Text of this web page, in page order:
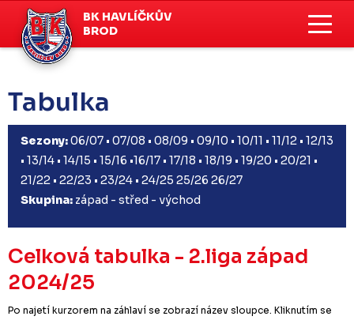
BK HAVLÍČKŮV
BROD
Tabulka
Sezony:06/07 • 07/08 • 08/09 • 09/10 • 10/11 • 11/12 • 12/13
• 13/14 • 14/15 • 15/16 •16/17 • 17/18 • 18/19 • 19/20 • 20/21 •
21/22 • 22/23 • 23/24 • 24/25 25/26 26/27
Skupina: západ - střed - východ
Celková tabulka - 2.liga západ
2024/25
Po najetí kurzorem na záhlaví se zobrazí název sloupce. Kliknutím se